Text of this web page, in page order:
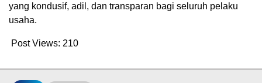
yang kondusif, adil, dan transparan bagi seluruh pelaku
usaha.
Post Views: 210